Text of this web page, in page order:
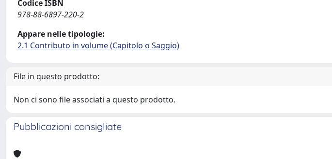
Codice ISBN
978-88-6897-220-2
Appare nelle tipologie:
2.1 Contributo in volume (Capitolo o Saggio)
File in questo prodotto:
Non ci sono file associati a questo prodotto.
Pubblicazioni consigliate